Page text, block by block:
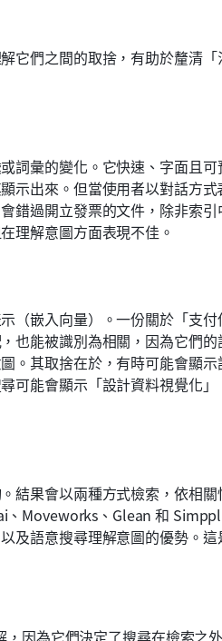
它們之間的取捨，有助於釐清
詞彙的變化。它快速、字面且
示出來。但當使用者以對話方
錯過開立發票的文件，除非索
理解意圖方面表現不佳。
（嵌入向量）。一份關於「支
也能被識別為相關，因為它們
。其取捨在於，有時可能會顯
可能會顯示「設計資料視覺化
結果會以兩種方式檢索，依相
Moveworks、Glean 和
及語意搜尋理解意圖的優勢。這
因為它們決定了搜尋在檢索之